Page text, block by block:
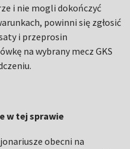
i nie mogli dokończyć
powinni się zgłosić
i przeprosin
na wybrany mecz GKS
w tej sprawie
obecni na